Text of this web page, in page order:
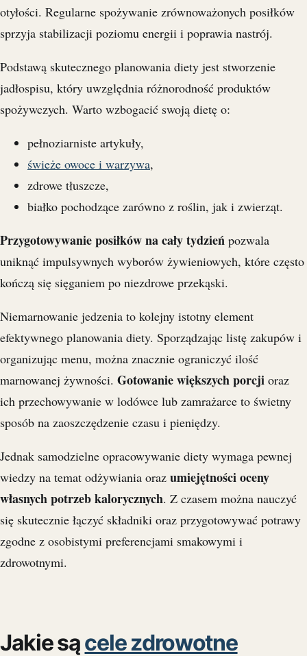
otyłości. Regularne spożywanie zrównoważonych posiłków
sprzyja stabilizacji poziomu energii i poprawia nastrój.
Podstawą skutecznego planowania diety jest stworzenie
jadłospisu, który uwzględnia różnorodność produktów
spożywczych. Warto wzbogacić swoją dietę o:
pełnoziarniste artykuły,
świeże owoce i warzywa,
zdrowe tłuszcze,
białko pochodzące zarówno z roślin, jak i zwierząt.
Przygotowywanie posiłków na cały tydzień pozwala
uniknąć impulsywnych wyborów żywieniowych, które często
kończą się sięganiem po niezdrowe przekąski.
Niemarnowanie jedzenia to kolejny istotny element
efektywnego planowania diety. Sporządzając listę zakupów i
organizując menu, można znacznie ograniczyć ilość
marnowanej żywności. Gotowanie większych porcji oraz
ich przechowywanie w lodówce lub zamrażarce to świetny
sposób na zaoszczędzenie czasu i pieniędzy.
Jednak samodzielne opracowywanie diety wymaga pewnej
wiedzy na temat odżywiania oraz umiejętności oceny
własnych potrzeb kalorycznych. Z czasem można nauczyć
się skutecznie łączyć składniki oraz przygotowywać potrawy
zgodne z osobistymi preferencjami smakowymi i
zdrowotnymi.
Jakie sącele zdrowotne